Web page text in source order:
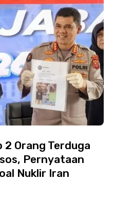
2 Orang Terduga
Pernyataan
Nuklir Iran